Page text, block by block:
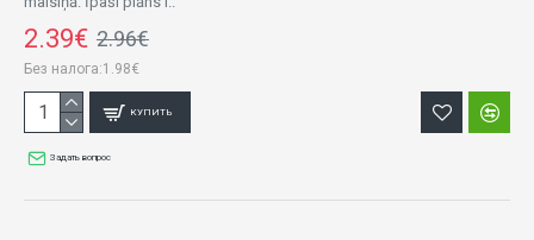
2.39€ 2.96€
Без налога:1.98€
КУПИТЬ
Задать вопрос